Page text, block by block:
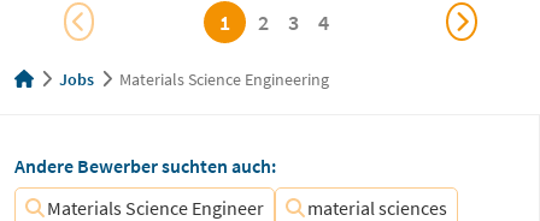
1 2 3 4
Jobs Materials Science Engineering
Andere Bewerber suchten auch:
Materials Science Engineer
material sciences